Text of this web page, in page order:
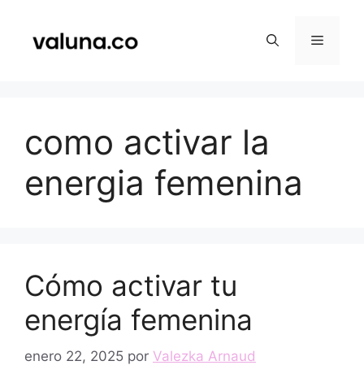
contenido
Menú
como activar la
energia femenina
Cómo activar tu
energía femenina
enero 22, 2025 por Valezka Arnaud